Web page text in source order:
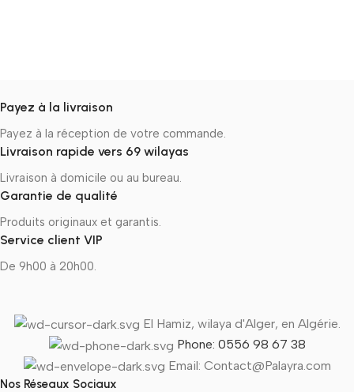
Payez à la livraison
Payez à la réception de votre commande.
Livraison rapide vers 69 wilayas
Livraison à domicile ou au bureau.
Garantie de qualité
Produits originaux et garantis.
Service client VIP
De 9h00 à 20h00.
El Hamiz, wilaya d'Alger, en Algérie.
Phone: 0556 98 67 38
Email: Contact@Palayra.com
Nos Réseaux Sociaux